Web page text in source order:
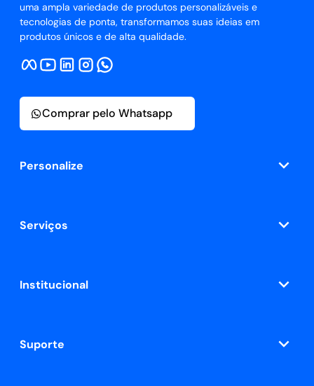
uma ampla variedade de produtos personalizáveis e
tecnologias de ponta, transformamos suas ideias em
produtos únicos e de alta qualidade.
Personalize
Serviços
Institucional
Suporte
Comprar pelo Whatsapp